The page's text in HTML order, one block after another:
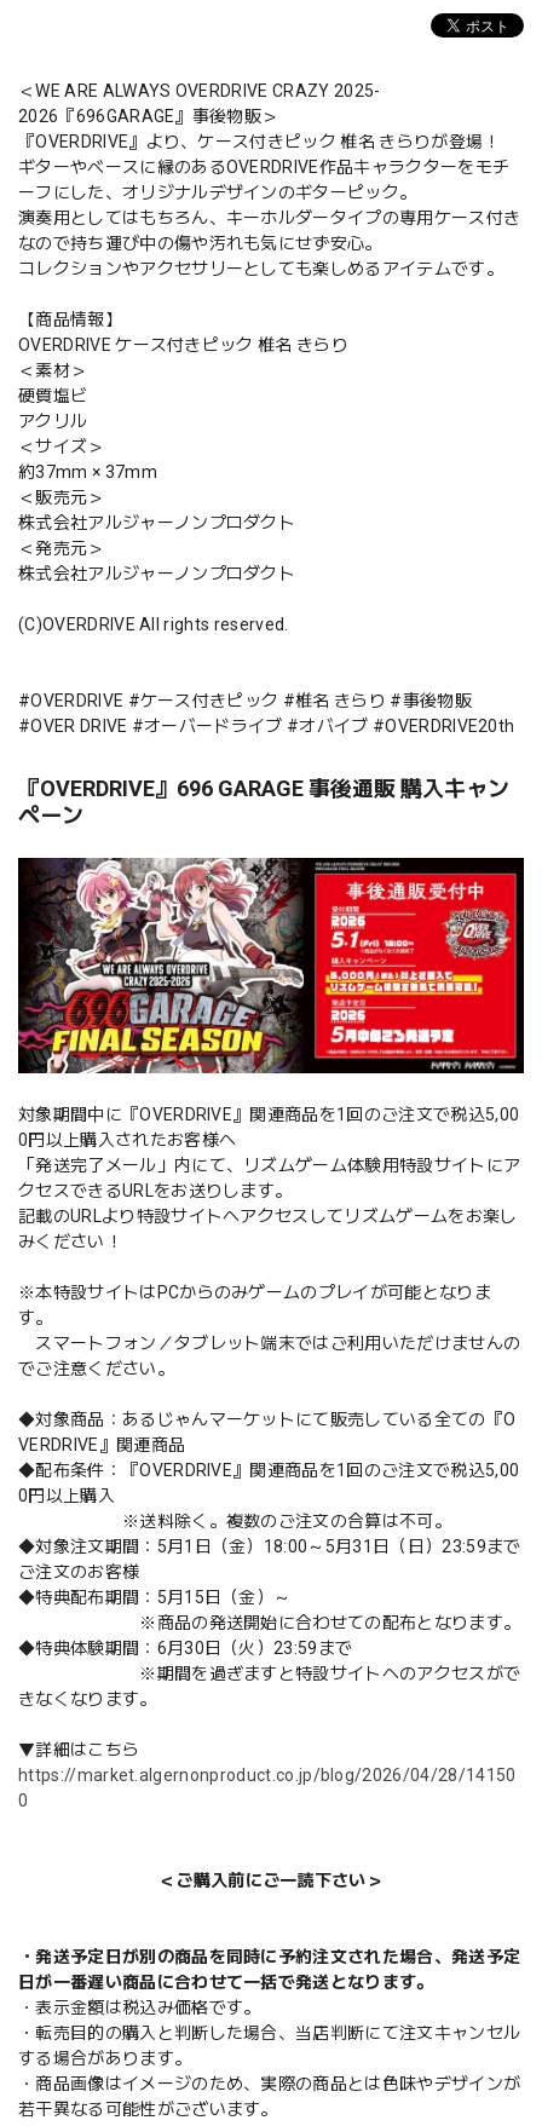
＜WE ARE ALWAYS OVERDRIVE CRAZY 2025-
2026『696GARAGE』事後物販＞
『OVERDRIVE』より、ケース付きピック 椎名 きらりが登場！
ギターやベースに縁のあるOVERDRIVE作品キャラクターをモチ
ーフにした、オリジナルデザインのギターピック。
演奏用としてはもちろん、キーホルダータイプの専用ケース付き
なので持ち運び中の傷や汚れも気にせず安心。
コレクションやアクセサリーとしても楽しめるアイテムです。
【商品情報】
OVERDRIVE ケース付きピック 椎名 きらり
＜素材＞
硬質塩ビ
アクリル
＜サイズ＞
約37mm × 37mm
＜販売元＞
株式会社アルジャーノンプロダクト
＜発売元＞
株式会社アルジャーノンプロダクト
(C)OVERDRIVE All rights reserved.
#OVERDRIVE #ケース付きピック #椎名 きらり #事後物販
#OVER DRIVE #オーバードライブ #オバイブ #OVERDRIVE20th
『OVERDRIVE』696 GARAGE 事後通販 購入キャン
ペーン
対象期間中に『OVERDRIVE』関連商品を1回のご注文で税込5,00
0円以上購入されたお客様へ
「発送完了メール」内にて、リズムゲーム体験用特設サイトにア
クセスできるURLをお送りします。
記載のURLより特設サイトへアクセスしてリズムゲームをお楽し
みください！
※本特設サイトはPCからのみゲームのプレイが可能となりま
す。
スマートフォン／タブレット端末ではご利用いただけませんの
でご注意ください。
◆対象商品：あるじゃんマーケットにて販売している全ての『O
VERDRIVE』関連商品
◆配布条件：『OVERDRIVE』関連商品を1回のご注文で税込5,00
0円以上購入
※送料除く。複数のご注文の合算は不可。
◆対象注文期間：5月1日（金）18:00～5月31日（日）23:59まで
ご注文のお客様
◆特典配布期間：5月15日（金）～
※商品の発送開始に合わせての配布となります。
◆特典体験期間：6月30日（火）23:59まで
※期間を過ぎますと特設サイトへのアクセスがで
きなくなります。
▼詳細はこちら
https://market.algernonproduct.co.jp/blog/2026/04/28/14150
0
＜ご購入前にご一読下さい＞
・発送予定日が別の商品を同時に予約注文された場合、発送予定
日が一番遅い商品に合わせて一括で発送となります。
・表示金額は税込み価格です。
・転売目的の購入と判断した場合、当店判断にて注文キャンセル
する場合があります。
・商品画像はイメージのため、実際の商品とは色味やデザインが
若干異なる可能性がございます。